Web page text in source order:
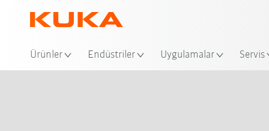
Ürünler Endüstriler Uygulamalar Servis